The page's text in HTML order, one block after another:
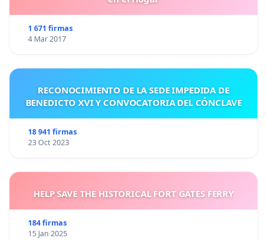
1 671 firmas
4 Mar 2017
RECONOCIMIENTO DE LA SEDE IMPEDIDA DE
BENEDICTO XVI Y CONVOCATORIA DEL CÓNCLAVE
18 941 firmas
23 Oct 2023
HELP SAVE THE HISTORICAL FORT GATES FERRY
184 firmas
15 Jan 2025